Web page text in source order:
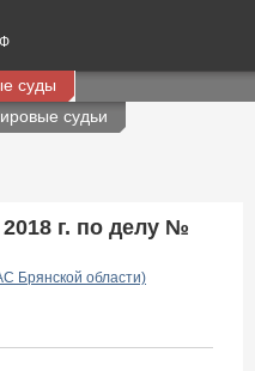
суды
судьи
г. по делу №
Брянской области)